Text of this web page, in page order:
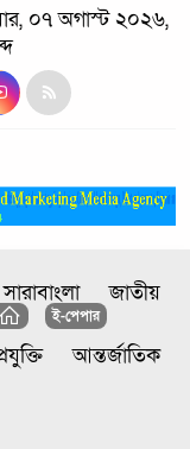
০৭ অগাস্ট ২০২৬,
ই-পেপার
সারাবাংলা জাতীয়
আন্তর্জাতিক